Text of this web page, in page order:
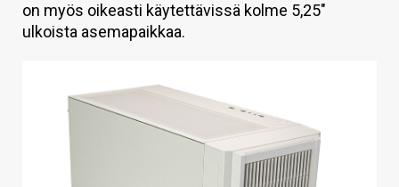
VAIHDA TEEMA
HAKU
on myös oikeasti käytettävissä kolme 5,25"
ulkoista asemapaikkaa.